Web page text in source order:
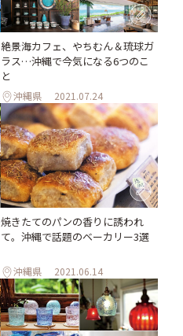
絶景海カフェ、やちむん＆琉球ガ
ラス…沖縄で今気になる6つのこ
と
沖縄県 2021.07.24
焼きたてのパンの香りに誘われ
て。沖縄で話題のベーカリー3選
沖縄県 2021.06.14